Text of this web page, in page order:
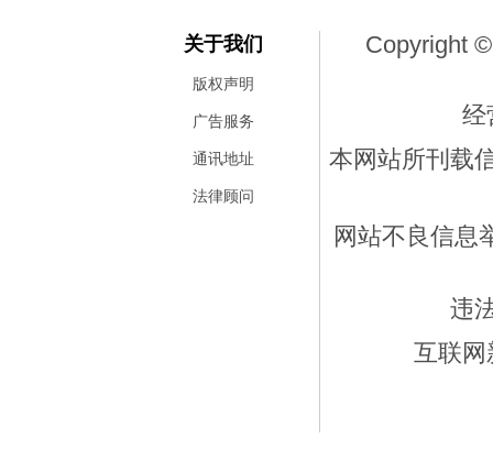
关于我们
版权声明
广告服务
通讯地址
法律顾问
Copyright
经
本网站所刊载
网站不良信息
违
互联网